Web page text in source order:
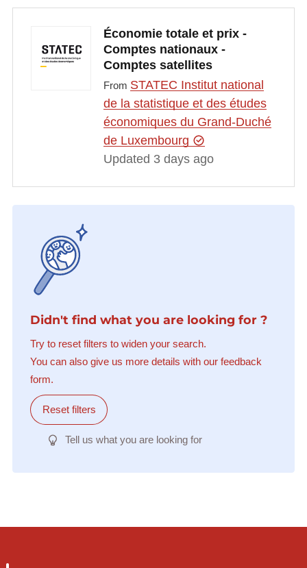
Économie totale et prix -
Comptes nationaux -
Comptes satellites
From STATEC Institut national
de la statistique et des études
économiques du Grand-Duché
de Luxembourg
Updated 3 days ago
Didn't find what you are looking for ?
Try to reset filters to widen your search.
You can also give us more details with our feedback
form.
Reset filters
Tell us what you are looking for